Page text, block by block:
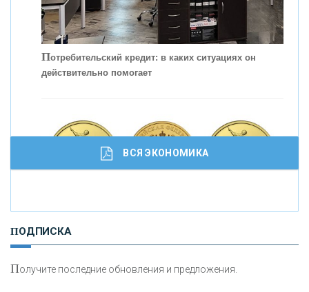
Потребительский кредит: в каких ситуациях он
действительно помогает
И
сохранения и увеличения капитала
ВСЯ ЭКОНОМИКА
ПОДПИСКА
Получите последние обновления и предложения.